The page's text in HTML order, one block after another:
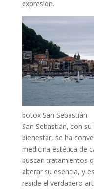
expresión.
botox San Sebastián
San Sebastián, con
bienestar, se ha
medicina estética de
buscan tratamientos
alterar su esencia, y
reside el verdadero